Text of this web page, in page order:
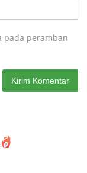
pada peramban